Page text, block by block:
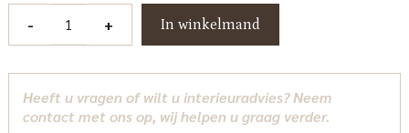
-
120Ø
Richmond
Interiors
+ In winkelmand
Heeft u vragen of wilt u interieuradvies? Neem
contact met ons op, wij helpen u graag verder.